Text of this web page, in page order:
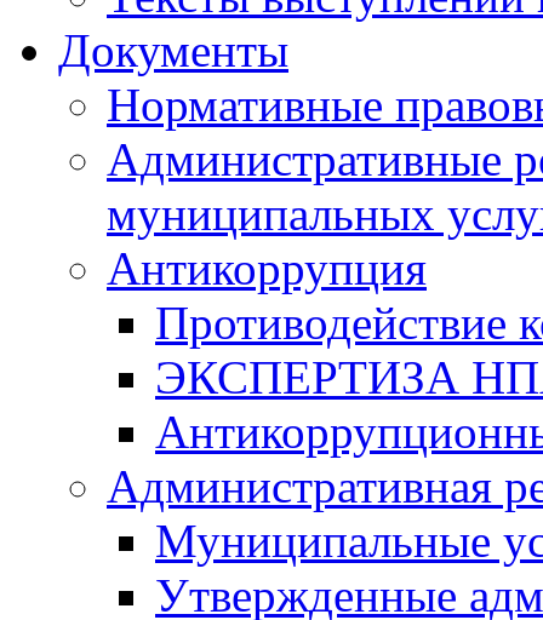
Документы
Нормативные
Административные
муниципальных
Антикоррупция
Противодействие
ЭКСПЕРТИЗА
Административная
Муниципальные
Утвержденные